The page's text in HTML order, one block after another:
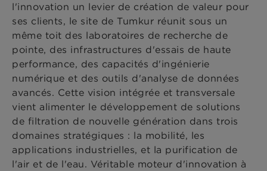
l'innovation un levier de création de valeur pour
ses clients, le site de Tumkur réunit sous un
même toit des laboratoires de recherche de
pointe, des infrastructures d'essais de haute
performance, des capacités d'ingénierie
numérique et des outils d'analyse de données
avancés. Cette vision intégrée et transversale
vient alimenter le développement de solutions
de filtration de nouvelle génération dans trois
domaines stratégiques : la mobilité, les
applications industrielles, et la purification de
l'air et de l'eau. Véritable moteur d'innovation à